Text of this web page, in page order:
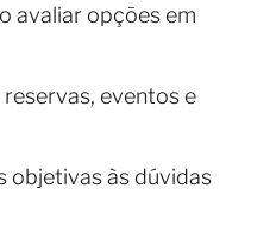
avaliar opções em
eventos e
objetivas às dúvidas